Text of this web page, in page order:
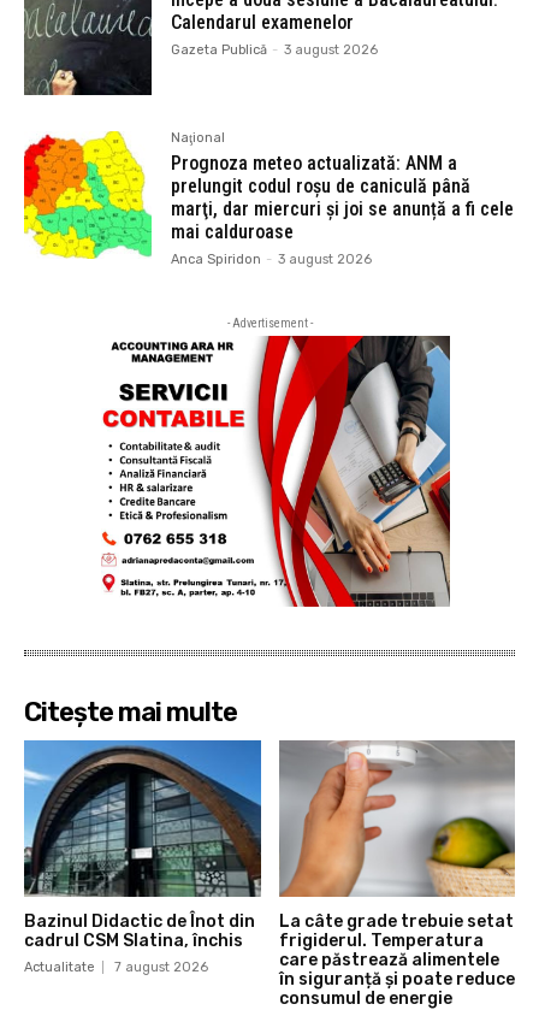
Calendarul examenelor
Gazeta Publică - 3 august 2026
Naţional
Prognoza meteo actualizată: ANM a
prelungit codul roşu de caniculă până
marţi, dar miercuri și joi se anunță a fi cele
mai calduroase
Anca Spiridon - 3 august 2026
- Advertisement -
Citește mai multe
Bazinul Didactic de Înot din
cadrul CSM Slatina, închis
Actualitate 7 august 2026
La câte grade trebuie setat
frigiderul. Temperatura
care păstrează alimentele
în siguranță și poate reduce
consumul de energie